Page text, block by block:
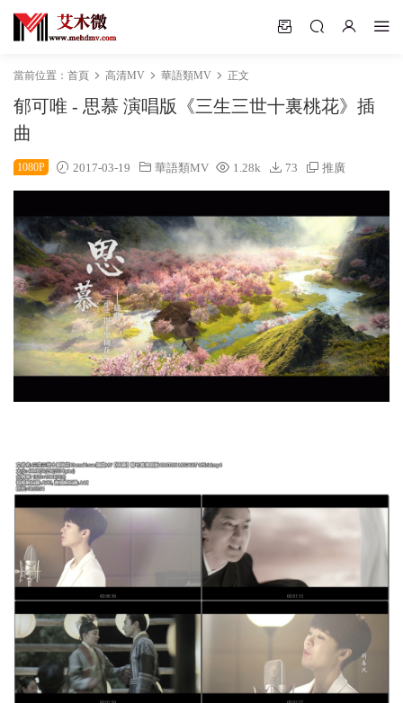
當前位置： 首頁 高清MV 華語類MV 正文
郁可唯 - 思慕 演唱版《三生三世十裏桃花》插
曲
1080P 2017-03-19 華語類MV 1.28k 73 推廣